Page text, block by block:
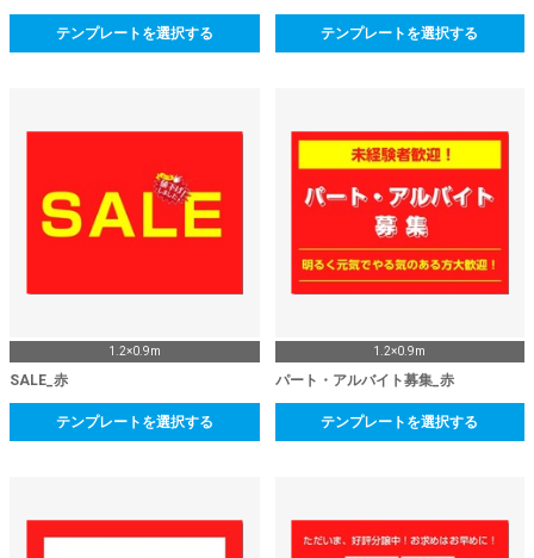
テンプレートを選択する テンプレートを選択する
1.2×0.9m
SALE_赤
テンプレートを選択する
1.2×0.9m
パート・アルバイト募集_赤
テンプレートを選択する